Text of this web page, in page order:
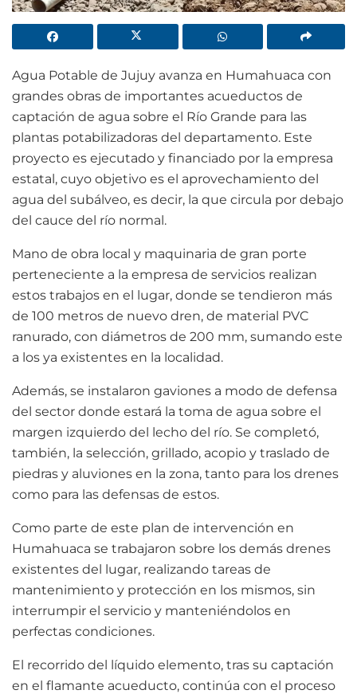
Agua Potable de Jujuy avanza en Humahuaca con
grandes obras de importantes acueductos de
captación de agua sobre el Río Grande para las
plantas potabilizadoras del departamento. Este
proyecto es ejecutado y financiado por la empresa
estatal, cuyo objetivo es el aprovechamiento del
agua del subálveo, es decir, la que circula por debajo
del cauce del río normal.
Mano de obra local y maquinaria de gran porte
perteneciente a la empresa de servicios realizan
estos trabajos en el lugar, donde se tendieron más
de 100 metros de nuevo dren, de material PVC
ranurado, con diámetros de 200 mm, sumando este
a los ya existentes en la localidad.
Además, se instalaron gaviones a modo de defensa
del sector donde estará la toma de agua sobre el
margen izquierdo del lecho del río. Se completó,
también, la selección, grillado, acopio y traslado de
piedras y aluviones en la zona, tanto para los drenes
como para las defensas de estos.
Como parte de este plan de intervención en
Humahuaca se trabajaron sobre los demás drenes
existentes del lugar, realizando tareas de
mantenimiento y protección en los mismos, sin
interrumpir el servicio y manteniéndolos en
perfectas condiciones.
El recorrido del líquido elemento, tras su captación
en el flamante acueducto, continúa con el proceso